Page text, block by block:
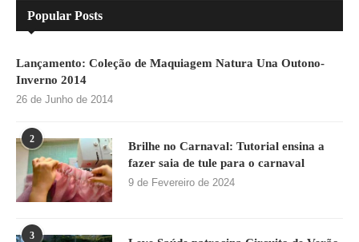
Popular Posts
Lançamento: Coleção de Maquiagem Natura Una Outono-
Inverno 2014
26 de Junho de 2014
2
Brilhe no Carnaval: Tutorial ensina a
fazer saia de tule para o carnaval
9 de Fevereiro de 2024
3